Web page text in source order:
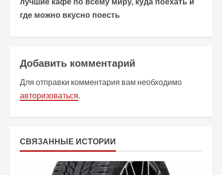
о
л
и
т
ь
ч
лучшие кафе по всему миру, куда поехать и
где можно вкусно поесть
Добавить комментарий
Для отправки комментария вам необходимо
авторизоваться.
СВЯЗАННЫЕ ИСТОРИИ